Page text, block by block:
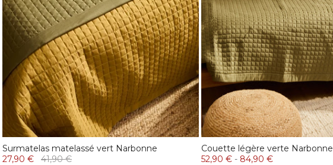
Surmatelas matelassé vert Narbonne
27,90 €
41,90 €
Couette légère verte Narbonne
52,90 € - 84,90 €